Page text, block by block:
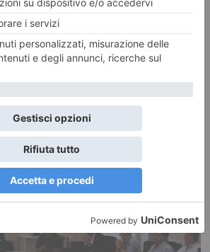
e infrastrutture:
Lascaris sulla
della Valle
2026 POLITICA